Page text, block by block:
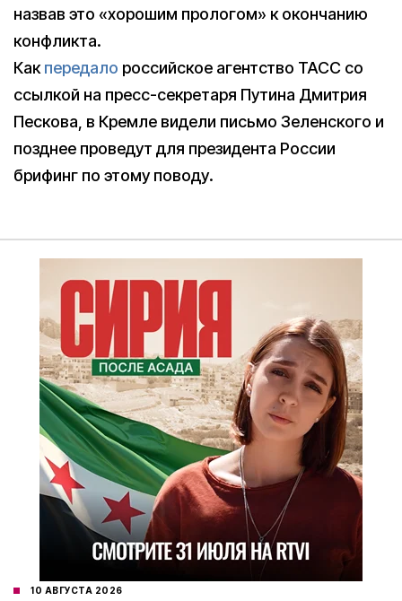
назвав это «хорошим прологом» к окончанию
конфликта.
Какпередало российское агентство ТАСС со
ссылкой на пресс-секретаря Путина Дмитрия
Пескова, в Кремле видели письмо Зеленского и
позднее проведут для президента России
брифинг по этому поводу.
10 АВГУСТА 2026